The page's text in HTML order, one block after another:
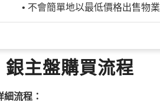
• 不會簡單地以最低價格出售物業
主盤購買流程
流程：